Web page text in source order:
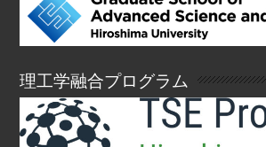
理工学融合プログラム